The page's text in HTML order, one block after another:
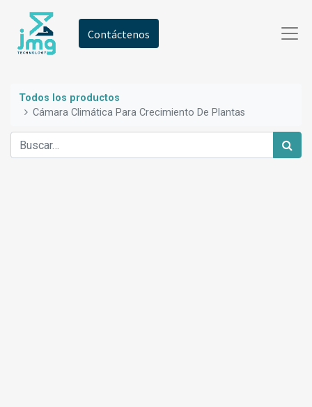
Contáctenos
Todos los productos
Cámara Climática Para Crecimiento De Plantas